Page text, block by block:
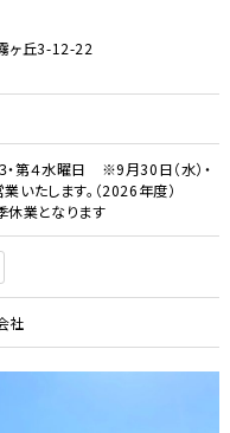
ヶ丘3-12-22
・第４水曜日 ※9月30日（水）・
いたします。（2026年度）
業となります
社